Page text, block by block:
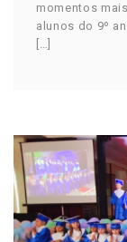
momentos
alunos do 9º
[…]